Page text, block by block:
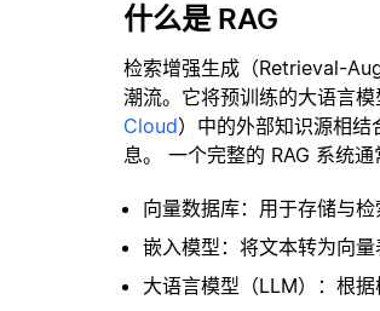
什么是 RAG
检索增强生成（Retrieval-
潮流。它将预训练的大语言模
Cloud）中的外部知识源相
息。 一个完整的 RAG 系统通
向量数据库：用于存储与检
嵌入模型：将文本转为向量
大语言模型（LLM）：根据